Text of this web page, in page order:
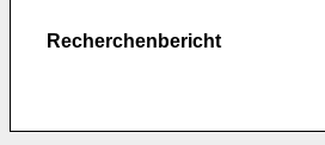
Recherchenbericht